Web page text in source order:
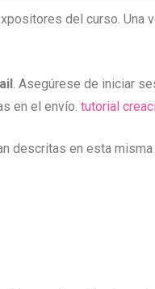
del curso. Una
. Asegúrese de iniciar
en el envío. tutorial
descritas en esta misma